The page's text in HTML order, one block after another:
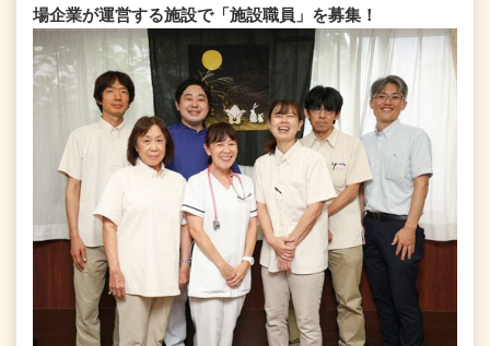
場企業が運営する施設で「施設職員」を募集！